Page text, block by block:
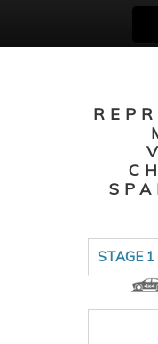
STAGE 1